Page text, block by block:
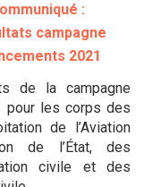
:
campagne
2021
de la campagne
pour les corps des
de l’Aviation
de l’État, des
civile et des